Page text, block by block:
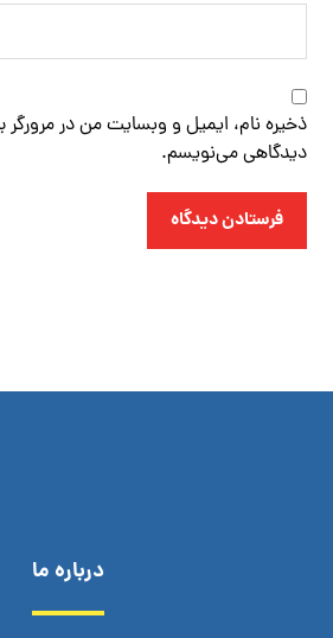
ذخیره نام، ایمیل و وبسایت من در مرورگر
دیدگاهی می‌نویسم.
فرستادن دیدگاه
درباره ما